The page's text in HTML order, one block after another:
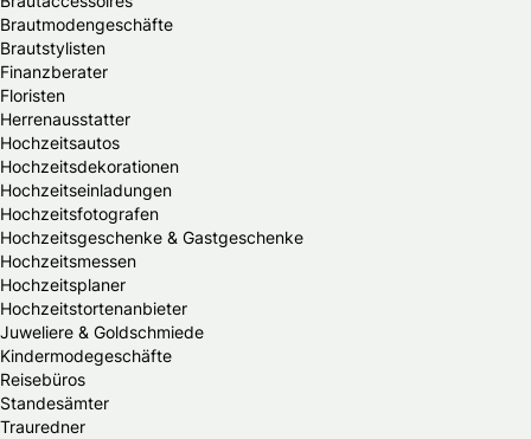
Brautmodengeschäfte
Brautstylisten
Finanzberater
Floristen
Herrenausstatter
Hochzeitsautos
Hochzeitsdekorationen
Hochzeitseinladungen
Hochzeitsfotografen
Hochzeitsgeschenke & Gastgeschenke
Hochzeitsmessen
Hochzeitsplaner
Hochzeitstortenanbieter
Juweliere & Goldschmiede
Kindermodegeschäfte
Reisebüros
Standesämter
Trauredner